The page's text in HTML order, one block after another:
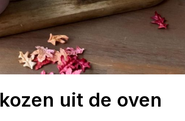
uit de oven